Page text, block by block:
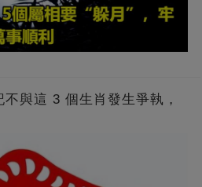
與這 3 個生肖發生爭執，